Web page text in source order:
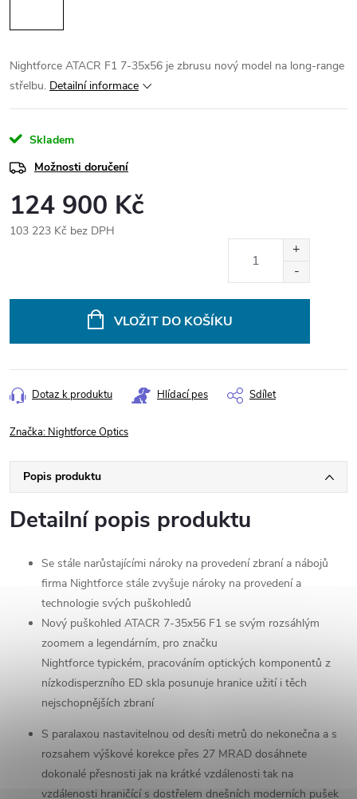
Nightforce ATACR F1 7-35x56 je zbrusu nový model na long-range
střelbu. Detailní informace
Skladem
Možnosti doručení
124 900 Kč
103 223 Kč bez DPH
VLOŽIT DO KOŠÍKU
Dotaz k produktu Hlídací pes Sdílet
Značka: Nightforce Optics
Popis produktu
Detailní popis produktu
Se stále narůstajícími nároky na provedení zbraní a nábojů
firma Nightforce stále zvyšuje nároky na provedení a
technologie svých puškohledů
Nový puškohled ATACR 7-35x56 F1 se svým rozsáhlým
zoomem a legendárním, pro značku
Nightforce typickém, pracováním optických komponentů z
nízkodisperzního ED skla posunuje hranice užití i těch
nejschopnějších zbraní
S paralaxou nastavitelnou od desíti metrů do nekonečna a s
rozsahem výškové korekce přes 27 MRAD dosáhnete
dokonalé přesnosti jak na krátké vzdálenosti tak na
vzdálenosti hraničící s dostřelem dnešních moderních pušek